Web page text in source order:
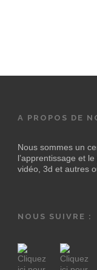
A PROPOS DE
Nous sommes un
l’apprentissage et
vidéo, 3d et autres
NOUS SUIVRE :